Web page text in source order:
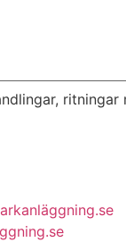
ritningar